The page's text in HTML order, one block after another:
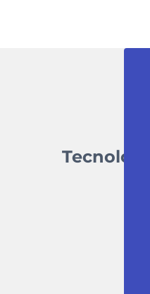
Tecnologia